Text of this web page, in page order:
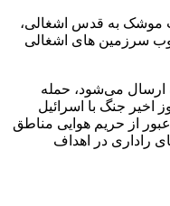
موشک به قدس اشغالی،
سرزمین های اشغالی
ارسال می‌شود، حمله
اخیر جنگ با اسرائیل
از حریم هوایی مناطق
راداری در اهداف